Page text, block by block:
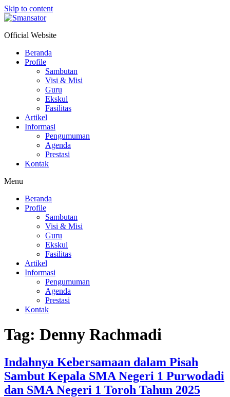
Skip to content
Official Website
Beranda
Profile
Sambutan
Visi & Misi
Guru
Ekskul
Fasilitas
Artikel
Informasi
Pengumuman
Agenda
Prestasi
Kontak
Menu
Beranda
Profile
Sambutan
Visi & Misi
Guru
Ekskul
Fasilitas
Artikel
Informasi
Pengumuman
Agenda
Prestasi
Kontak
Tag: Denny Rachmadi
Indahnya Kebersamaan dalam Pisah
Sambut Kepala SMA Negeri 1 Purwodadi
dan SMA Negeri 1 Toroh Tahun 2025